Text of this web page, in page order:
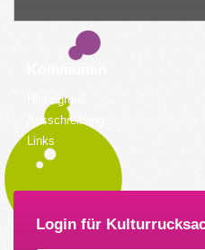
Hintergrund
Ausschreibung
Links